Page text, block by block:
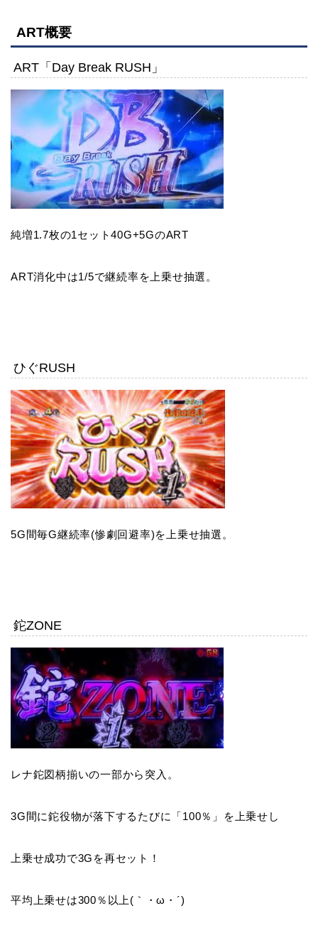
ART概要
ART「Day Break RUSH」
純増1.7枚の1セット40G+5GのART
ART消化中は1/5で継続率を上乗せ抽選。
ひぐRUSH
5G間毎G継続率(惨劇回避率)を上乗せ抽選。
鉈ZONE
レナ鉈図柄揃いの一部から突入。
3G間に鉈役物が落下するたびに「100％」を上乗せし
上乗せ成功で3Gを再セット！
平均上乗せは300％以上(｀・ω・´)ゞ